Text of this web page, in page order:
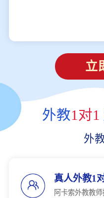
立
外教1对1
外
真人外教1
阿卡索外教教师